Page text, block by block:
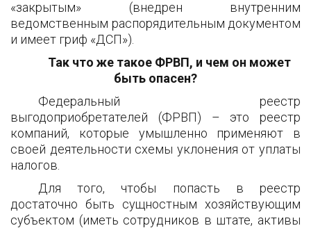
«закрытым» (внедрен внутренним
ведомственным распорядительным документом
и имеет гриф «ДСП»).
Так что же такое ФРВП, и чем он может
быть опасен?
Федеральный реестр
выгодоприобретателей (ФРВП) – это реестр
компаний, которые умышленно применяют в
своей деятельности схемы уклонения от уплаты
налогов.
Для того, чтобы попасть в реестр
достаточно быть сущностным хозяйствующим
субъектом (иметь сотрудников в штате, активы